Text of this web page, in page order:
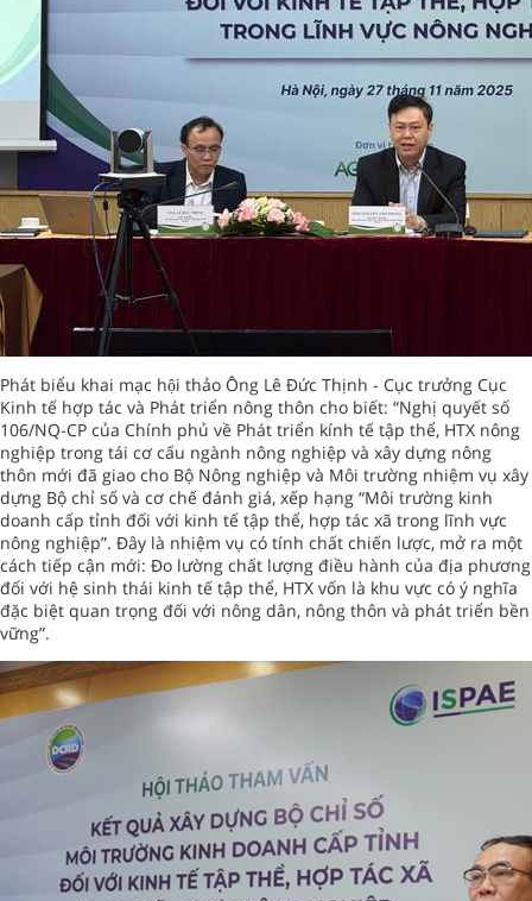
Phát biểu khai mạc hội thảo Ông Lê Đức Thịnh - Cục trưởng Cục
Kinh tế hợp tác và Phát triển nông thôn cho biết: “Nghị quyết số
106/NQ-CP của Chính phủ về Phát triển kính tế tập thể, HTX nông
nghiệp trong tái cơ cấu ngành nông nghiệp và xây dựng nông
thôn mới đã giao cho Bộ Nông nghiệp và Môi trường nhiệm vụ xây
dựng Bộ chỉ số và cơ chế đánh giá, xếp hạng “Môi trường kinh
doanh cấp tỉnh đối với kinh tế tập thể, hợp tác xã trong lĩnh vực
nông nghiệp”. Đây là nhiệm vụ có tính chất chiến lược, mở ra một
cách tiếp cận mới: Đo lường chất lượng điều hành của địa phương
đối với hệ sinh thái kinh tế tập thể, HTX vốn là khu vực có ý nghĩa
đặc biệt quan trọng đối với nông dân, nông thôn và phát triển bền
vững”.